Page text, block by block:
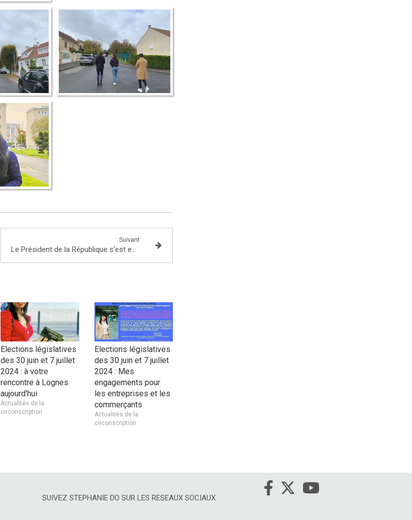
Suivant
Le Président de la République s'est entretenu avec le Premier ministre de la République socialiste du Vietnam, M. Pham Minh Chinh, en visite à Paris
Elections législatives
des 30 juin et 7 juillet
2024 : à votre
rencontre à Lognes
aujourd'hui
Actualités de la
circonscription
Elections législatives
des 30 juin et 7 juillet
2024 : Mes
engagements pour
les entreprises et les
commerçants
Actualités de la
circonscription
SUIVEZ STEPHANIE DO SUR LES RESEAUX SOCIAUX